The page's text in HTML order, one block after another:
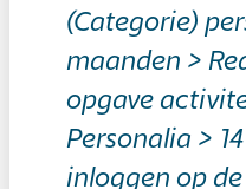
(Categorie)
maanden >
opgave
Personalia >
inloggen op